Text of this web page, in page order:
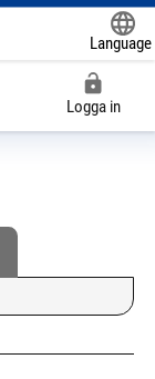
Language
Logga in